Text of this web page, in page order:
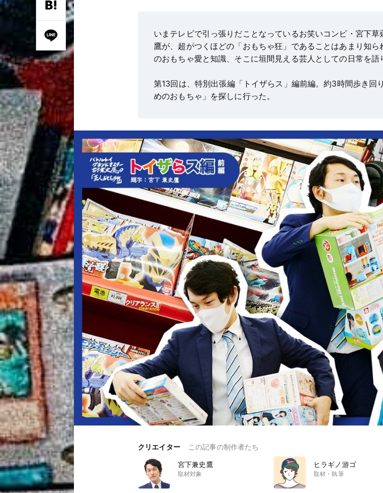
いまテレビで引っ張りだことなっているお笑いコンビ・宮下
鷹が、超がつくほどの「おもちゃ狂」であることはあまり知
のおもちゃ愛と知識、そこに垣間見える芸人としての日常を語
第13回は、特別出張編「トイザらス」編前編。約3時間歩き回
めのおもちゃ」を探しに行った。
クリエイター この記事の制作者たち
宮下兼史鷹
取材対象
ヒラギノ游ゴ
取材・執筆